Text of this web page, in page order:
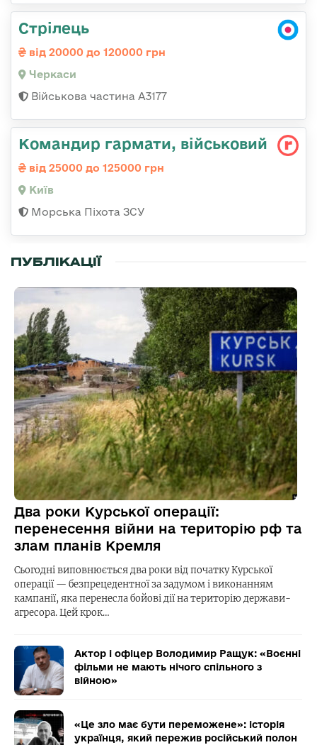
Стрілець
від 20000 до 120000 грн
Черкаси
Військова частина А3177
Командиp гаpмати, військовий
від 25000 до 125000 грн
Київ
Морська Піхота ЗСУ
ПУБЛІКАЦІЇ
Два роки Курської операції:
перенесення війни на територію рф та
злам планів Кремля
Сьогодні виповнюється два роки від початку Курської
операції — безпрецедентної за задумом і виконанням
кампанії, яка перенесла бойові дії на територію держави-
агресора. Цей крок…
Актор і офіцер Володимир Ращук: «Воєнні
фільми не мають нічого спільного з
війною»
«Це зло має бути переможене»: історія
українця, який пережив російський полон